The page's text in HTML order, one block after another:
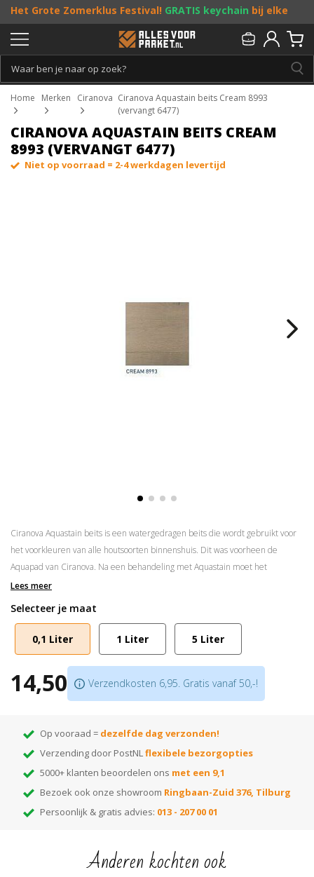
Het Grote Zomerklus Festival! GRATIS keychain bij elke
bestelling vanaf €25, entoffe acties! Doe je mee?
Persoonlijk & gratis advies:013 - 207 00 01
Home Merken Ciranova Ciranova Aquastain beits Cream 8993
(vervangt 6477)
CIRANOVA AQUASTAIN BEITS CREAM
8993 (VERVANGT 6477)
Niet op voorraad = 2-4 werkdagen levertijd
Ciranova Aquastain beits is een watergedragen beits die wordt gebruikt voor
het voorkleuren van alle houtsoorten binnenshuis. Dit was voorheen de
Aquapad van Ciranova. Na een behandeling met Aquastain moet het
oppervlak nog afgewerkt worden met olie of lak.
Droog na +/- 3 à 4 uur
Nadien altijd nog afwerken met lak, olie of was van Ciranova
Beschikbaar in
16 verschillendekleuren. De kleuren zijn onderling
mengbaar
Scroll naar beneden voor gebruiksaanwijzing of open hem directhier
Lees meer
Selecteer je maat
0,1 Liter 1 Liter 5 Liter
14,50 Verzendkosten 6,95. Gratis vanaf 50,-!
Op vooraad = dezelfde dag verzonden!
Verzending door PostNLflexibele bezorgopties
5000+ klanten beoordelen ons met een 9,1
Bezoek ook onze showroom Ringbaan-Zuid 376, Tilburg
Persoonlijk & gratis advies: 013 - 207 00 01
Anderen kochten ook